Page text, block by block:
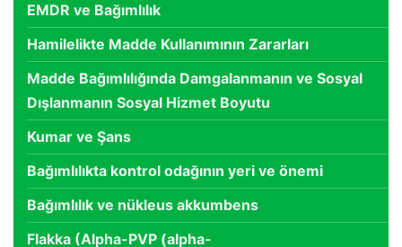
EMDR ve Bağımlılık
Hamilelikte Madde Kullanımının Zararları
Madde Bağımlılığında Damgalanmanın ve Sosyal
Dışlanmanın Sosyal Hizmet Boyutu
Kumar ve Şans
Bağımlılıkta kontrol odağının yeri ve önemi
Bağımlılık ve nükleus akkumbens
Flakka (Alpha-PVP (alpha-